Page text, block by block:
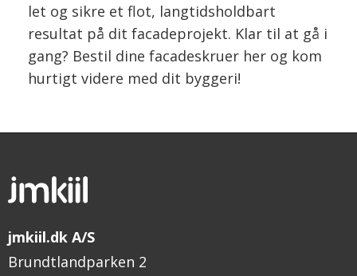
let og sikre et flot, langtidsholdbart
resultat på dit facadeprojekt. Klar til at gå i
gang? Bestil dine facadeskruer her og kom
hurtigt videre med dit byggeri!
jmkiil.dk A/S
Brundtlandparken 2